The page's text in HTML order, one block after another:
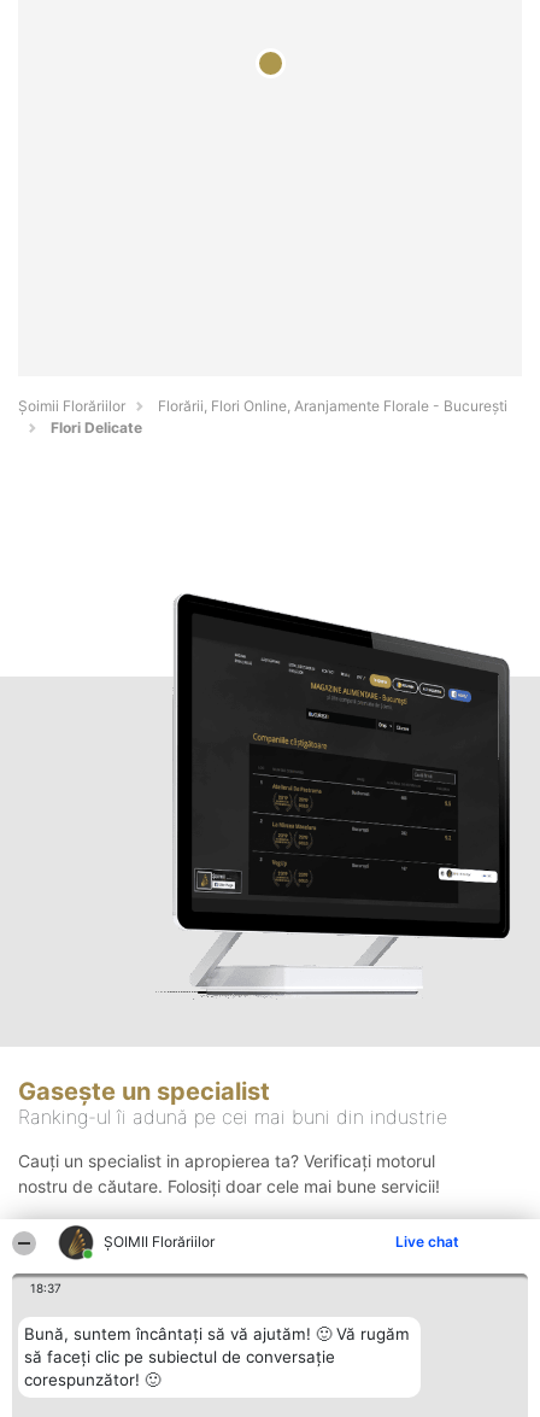
ȘOIMII Florăriilor Live chat
18:37
Bună, suntem încântați să vă ajutăm! 🙂 Vă rugăm
să faceți clic pe subiectul de conversație
corespunzător! 🙂
Șoimii Florăriilor
Florării, Flori Online, Aranjamente Florale - Bucureşti
Flori Delicate
Gasește un specialist
Ranking-ul îi adună pe cei mai buni din industrie
Cauți un specialist in apropierea ta? Verificați motorul
nostru de căutare. Folosiți doar cele mai bune servicii!